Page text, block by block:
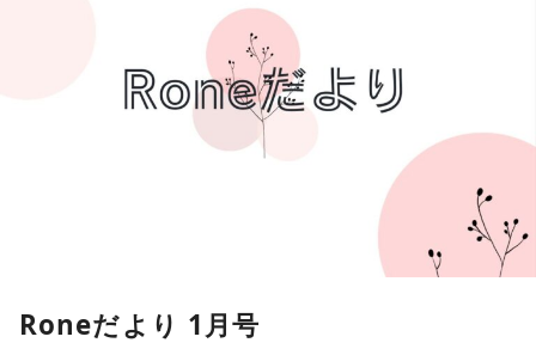
Roneだより 1月号